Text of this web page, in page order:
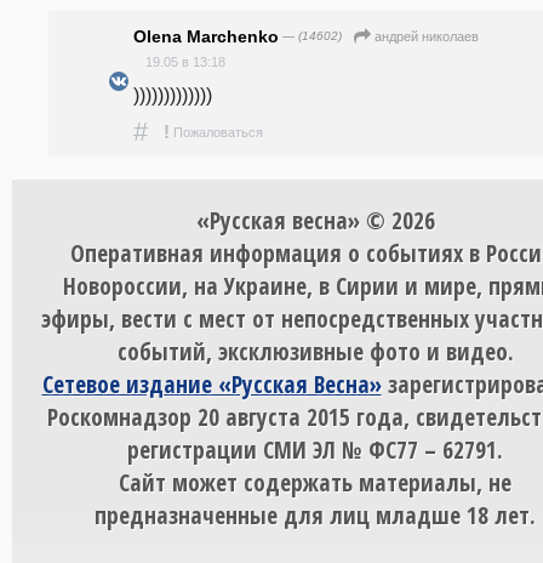
Olena Marchenko — (14602)
андpeй николаев
19.05 в 13:18
)))))))))))))
# ! Пожаловаться
«Русская весна» © 2026
Оперативная информация о событиях в
Новороссии, на Украине, в Сирии и мире,
эфиры, вести с мест от непосредственных
событий, эксклюзивные фото и видео.
Сетевое издание «Русская Весна»
Роскомнадзор 20 августа 2015 года,
регистрации СМИ ЭЛ № ФС77 – 62791.
Сайт может содержать материалы, не
предназначенные для лиц младше 18 лет.